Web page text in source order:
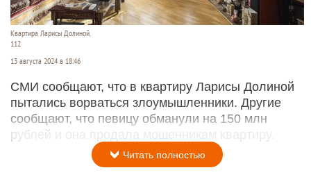
Квартира Ларисы Долиной.
112
13 августа 2024 в 18:46
СМИ сообщают, что в квартиру Ларисы Долиной
пытались ворваться злоумышленники. Другие
сообщают, что певицу обманули на 150 млн
рублей и она продала мошенникам квартиру.
Читать полностью